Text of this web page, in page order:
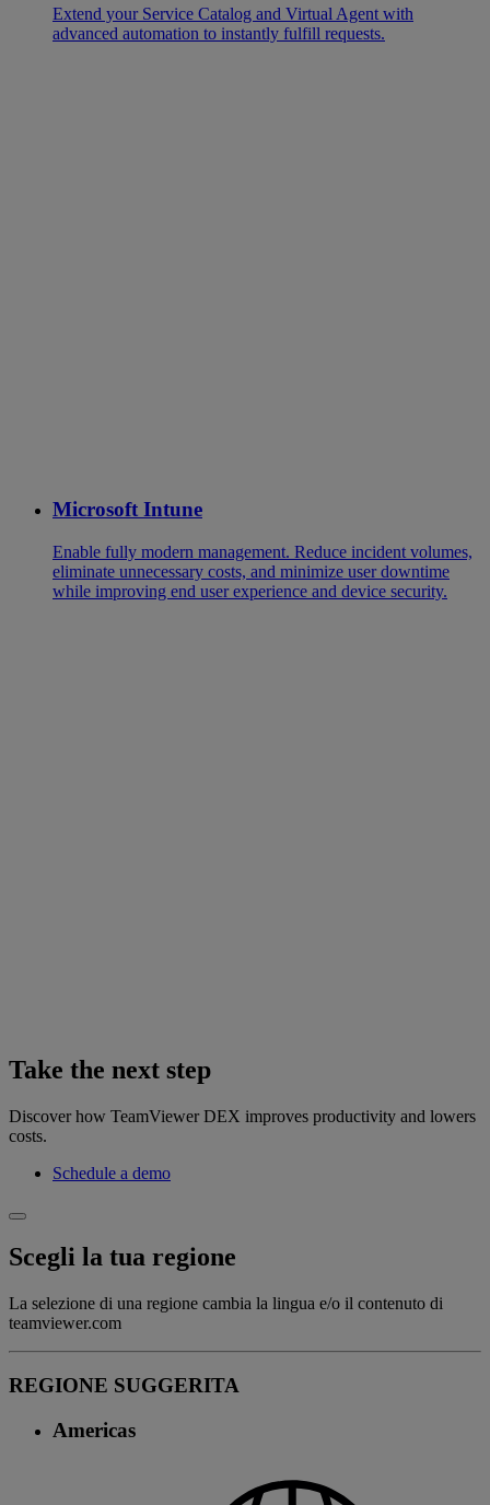
Extend your Service Catalog and Virtual Agent with
advanced automation to instantly fulfill requests.
Microsoft Intune
Enable fully modern management. Reduce incident volumes,
eliminate unnecessary costs, and minimize user downtime
while improving end user experience and device security.
Take the next step
Discover how TeamViewer DEX improves productivity and lowers
costs.
Schedule a demo
Scegli la tua regione
La selezione di una regione cambia la lingua e/o il contenuto di
teamviewer.com
REGIONE SUGGERITA
Americas